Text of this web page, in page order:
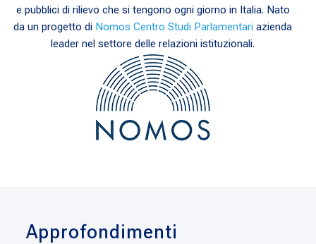
e pubblici di rilievo che si tengono ogni giorno in Italia. Nato
da un progetto di Nomos Centro Studi Parlamentari azienda
leader nel settore delle relazioni istituzionali.
Approfondimenti